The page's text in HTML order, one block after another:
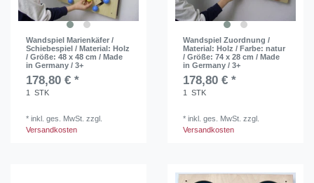
Wandspiel Marienkäfer /
Schiebespiel / Material: Holz
/ Größe: 48 x 48 cm / Made
in Germany / 3+
178,80 € *
1 STK
*inkl. ges. MwSt. zzgl.
Versandkosten
Wandspiel Zuordnung /
Material: Holz / Farbe: natur
/ Größe: 74 x 28 cm / Made
in Germany / 3+
178,80 € *
1 STK
*inkl. ges. MwSt. zzgl.
Versandkosten